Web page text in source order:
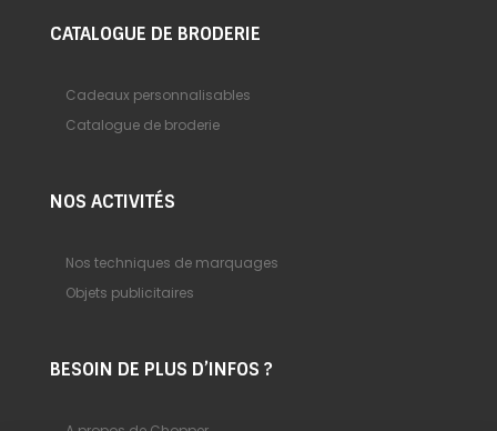
CATALOGUE DE BRODERIE
Cadeaux personnalisables
Catalogue de broderie
NOS ACTIVITÉS
Nos techniques de marquages
Objets publicitaires
BESOIN DE PLUS D’INFOS ?